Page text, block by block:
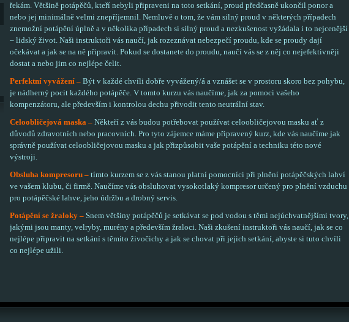
řekám. Většině potápěčů, kteří nebyli připraveni na toto setkání, proud předčasně ukončil ponor a
nebo jej minimálně velmi znepříjemnil. Nemluvě o tom, že vám silný proud v některých případech
znemožní potápění úplně a v několika případech si silný proud a nezkušenost vyžádala i to nejcenější
– lidský život. Naši instruktoři vás naučí, jak rozeznávat nebezpečí proudu, kde se proudy dají
očekávat a jak se na ně připravit. Pokud se dostanete do proudu, naučí vás se z něj co nejefektivněji
dostat a nebo jim co nejlépe čelit.
Perfektní vyvážení – Být v každé chvíli dobře vyvážený/á a vznášet se v prostoru skoro bez pohybu,
je nádherný pocit každého potápěče. V tomto kurzu vás naučíme, jak za pomoci vašeho
kompenzátoru, ale především i kontrolou dechu přivodit tento neutrální stav.
Celoobličejová maska – Někteří z vás budou potřebovat používat celoobličejovou masku ať z
důvodů zdravotních nebo pracovních. Pro tyto zájemce máme připravený kurz, kde vás naučíme jak
správně používat celoobličejovou masku a jak přizpůsobit vaše potápění a techniku této nové
výstroji.
Obsluha kompresoru – tímto kurzem se z vás stanou platní pomocníci při plnění potápěčských lahví
ve vašem klubu, či firmě. Naučíme vás obsluhovat vysokotlaký kompresor určený pro plnění vzduchu
pro potápěčské lahve, jeho údržbu a drobný servis.
Potápění se žraloky – Snem většiny potápěčů je setkávat se pod vodou s těmi nejúchvatnějšími tvory,
jakými jsou manty, velryby, murény a především žraloci. Naši zkušení instruktoři vás naučí, jak se co
nejlépe připravit na setkání s těmito živočichy a jak se chovat při jejich setkání, abyste si tuto chvíli
co nejlépe užili.